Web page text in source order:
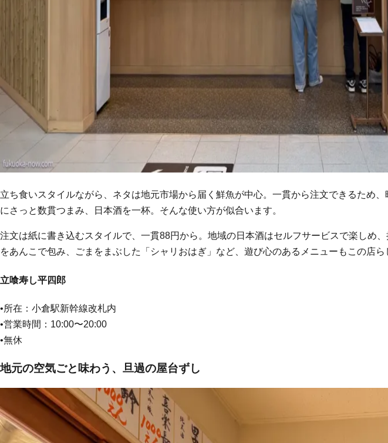
立ち食いスタイルながら、ネタは地元市場から届く鮮魚が中心。一貫から注文できるため
にさっと数貫つまみ、日本酒を一杯。そんな使い方が似合います。
注文は紙に書き込むスタイルで、一貫88円から。地域の日本酒はセルフサービスで楽しめ
をあんこで包み、ごまをまぶした「シャリおはぎ」など、遊び心のあるメニューもこの店ら
立喰寿し平四郎
•所在：小倉駅新幹線改札内
•営業時間：10:00〜20:00
•無休
地元の空気ごと味わう、旦過の屋台ずし